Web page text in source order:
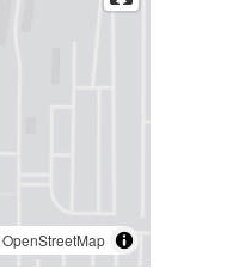
OpenStreetMap